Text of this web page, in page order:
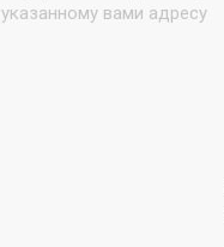
указанному вами адресу